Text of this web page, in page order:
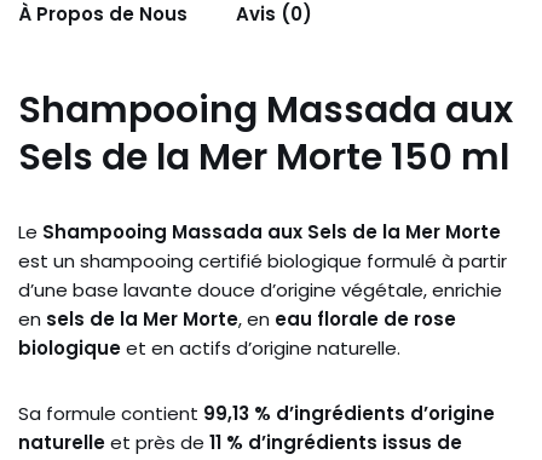
À Propos de Nous
Avis (0)
Shampooing Massada aux
Sels de la Mer Morte 150 ml
Le Shampooing Massada aux Sels de la Mer Morte
est un shampooing certifié biologique formulé à partir
d’une base lavante douce d’origine végétale, enrichie
en sels de la Mer Morte, en eau florale de rose
biologiqueet en actifs d’origine naturelle.
Sa formule contient 99,13 % d’ingrédients d’origine
naturelleet près de 11 % d’ingrédients issus de